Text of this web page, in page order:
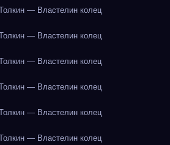
— Властелин колец
— Властелин колец
— Властелин колец
— Властелин колец
— Властелин колец
— Властелин колец